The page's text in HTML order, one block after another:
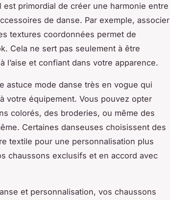
primordial de créer une harmonie entre
de danse. Par exemple, associer
textures coordonnées permet de
Cela ne sert pas seulement à être
l’aise et confiant dans votre apparence.
astuce mode danse très en vogue qui
votre équipement. Vous pouvez opter
colorés, des broderies, ou même des
Certaines danseuses choisissent des
textile pour une personnalisation plus
chaussons exclusifs et en accord avec
et personnalisation, vos chaussons